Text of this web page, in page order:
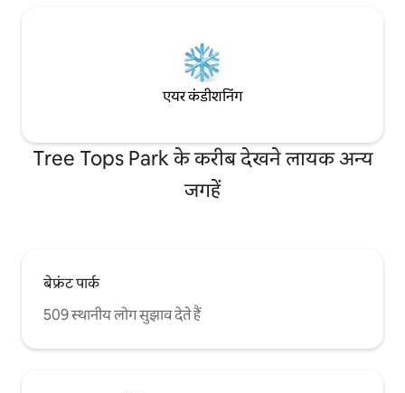
एयर कंडीशनिंग
Tree Tops Park के करीब देखने लायक अन्य
जगहें
बेफ्रंट पार्क
509 स्थानीय लोग सुझाव देते हैं